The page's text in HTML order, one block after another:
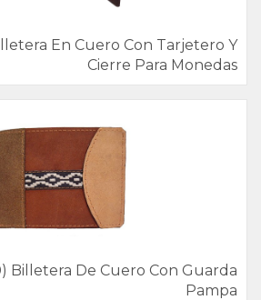
En Cuero Con Tarjetero Y
Cierre Para Monedas
Billetera De Cuero Con Guarda
Pampa